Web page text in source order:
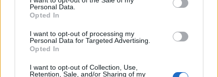
Personal Data.
Opted In
I want to opt-out of processing my
Personal Data for Targeted Advertising.
Opted In
I want to opt-out of Collection, Use,
Retention, Sale, and/or Sharing of my
να μην τα «πειράξουν» οι καλικάντζαροι.
Στο μεταξύ, το πρωί της Πρωτοχρονιάς, όταν η
οικογένεια επιστρέφει στο σπίτι από την
κρατώντας στα χέρια της ένα μεγάλο πιάτο